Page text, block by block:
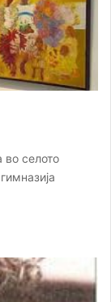
селото